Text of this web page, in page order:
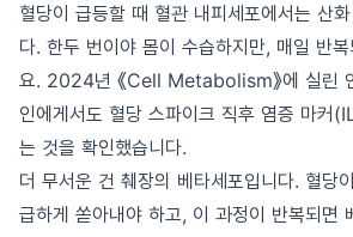
혈당이 급등할 때 혈관 내피세포에서는 산
다. 한두 번이야 몸이 수습하지만, 매일 반
요. 2024년 《Cell Metabolism》에 실린
인에게서도 혈당 스파이크 직후 염증 마커
는 것을 확인했습니다.
더 무서운 건 췌장의 베타세포입니다. 혈당
급하게 쏟아내야 하고, 이 과정이 반복되면